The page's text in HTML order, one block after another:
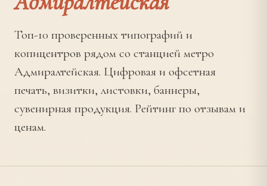
Топ-10 проверенных типографий и
копицентров рядом со станцией метро
Адмиралтейская. Цифровая и офсетная
печать, визитки, листовки, баннеры,
сувенирная продукция. Рейтинг по отзывам и
ценам.